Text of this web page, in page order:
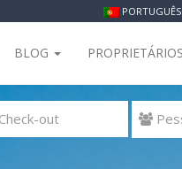
PORTUGUÊS
BLOG PROPRIETÁRIOS
